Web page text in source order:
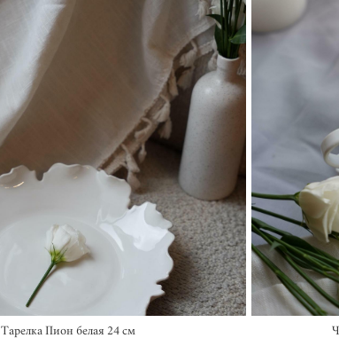
Тарелка Пион белая 24 см